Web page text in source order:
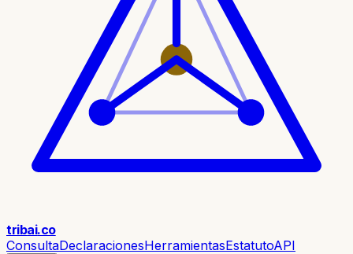
tribai.co
ConsultaDeclaracionesHerramientasEstatutoAPI